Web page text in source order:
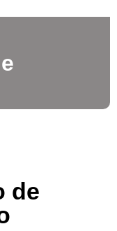
de